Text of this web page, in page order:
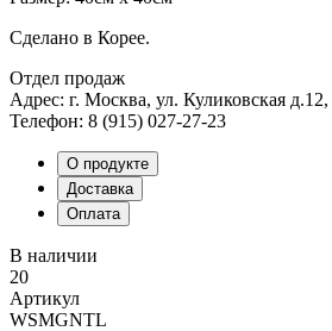
Сделано в Корее.
Отдел продаж
Адрес: г. Москва, ул. Куликовская
Телефон: 8 (915) 027-27-23
О продукте
Доставка
Оплата
В наличии
20
Артикул
WSMGNTL